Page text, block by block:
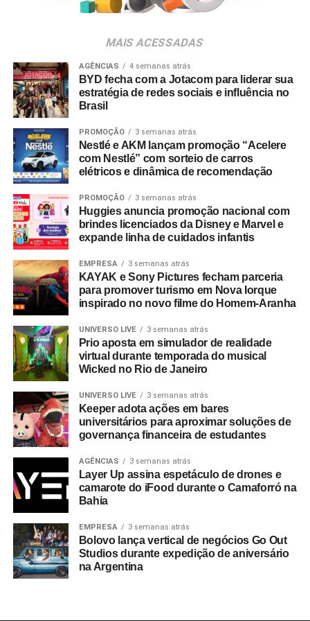
“Costumo falar na Always On que ‘feito é melhor do que
por inovação começa desde o começo. É preciso
não onde acha que está — para então traçar para onde
quer ir. De fato, não precisa criar necessariamente do
zero. Tem muita coisa a se embutir na cultura e
Matéria publicada inicialmente naRevista Consumidor
Moderno, confiraaquia publicação original.
Os passos básicos para a omnicanalidade
TÓPICOS RELACIONADOS:
A SEGUIR
Henrique Fogaça é o novo parceiro de Casillero
del Diablo
NÃO PERCA
TIM lança teclado contra o preconceito
LGBTQIA+
no canal oficial da Ticketmaster, com lote inicial a partir
de R$ 3.950,00. As demais atualizações e atrações do
evento serão divulgadas nos canais oficiais do camarote
nos próximos meses.
MAIS ACESSADAS
AGÊNCIAS 4 semanas atrás
BYD fecha com a Jotacom para liderar sua
estratégia de redes sociais e influência no
Brasil
PROMOÇÃO 3 semanas atrás
Nestlé e AKM lançam promoção “Acelere
com Nestlé” com sorteio de carros
elétricos e dinâmica de recomendação
PROMOÇÃO 3 semanas atrás
Huggies anuncia promoção nacional com
brindes licenciados da Disney e Marvel e
expande linha de cuidados infantis
EMPRESA 3 semanas atrás
KAYAK e Sony Pictures fecham parceria
para promover turismo em Nova Iorque
inspirado no novo filme do Homem-Aranha
UNIVERSO LIVE 3 semanas atrás
Prio aposta em simulador de realidade
virtual durante temporada do musical
Wicked no Rio de Janeiro
UNIVERSO LIVE 3 semanas atrás
Keeper adota ações em bares
universitários para aproximar soluções de
governança financeira de estudantes
AGÊNCIAS 3 semanas atrás
Layer Up assina espetáculo de drones e
camarote do iFood durante o Camaforró na
Bahia
EMPRESA 3 semanas atrás
Bolovo lança vertical de negócios Go Out
Studios durante expedição de aniversário
na Argentina